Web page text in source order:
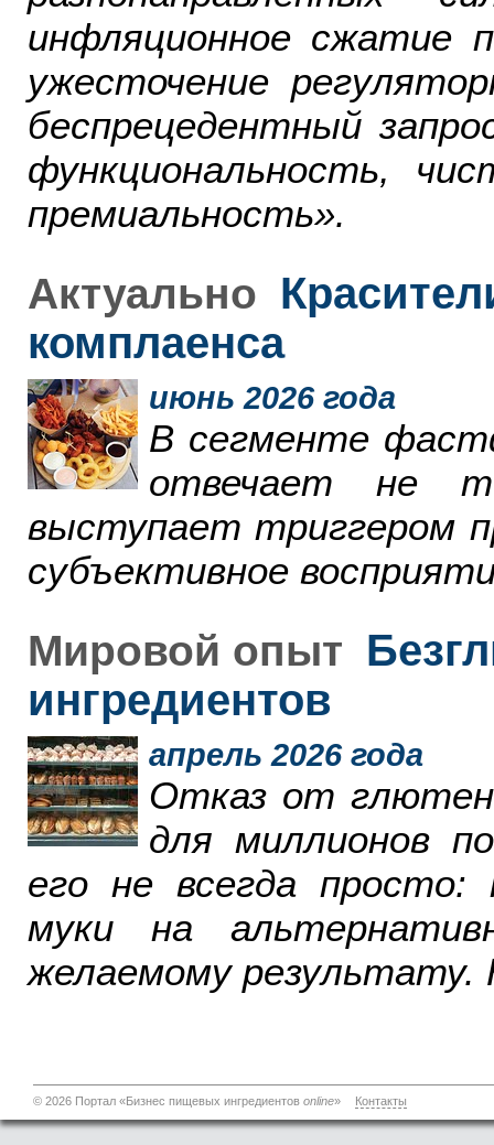
инфляционное сжатие
ужесточение
беспрецедентный
функциональность,
премиальность».
Актуально
комплаенса
июнь 2026 года
В сегменте
отвечает не
выступает триггером
субъективное
Мировой опыт
ингредиентов
апрель 2026 года
Отказ от
для миллионов
его не всегда просто:
муки на
желаемому результату.
© 2026 Портал «Бизнес пищевых ингредиентов online» Контакты